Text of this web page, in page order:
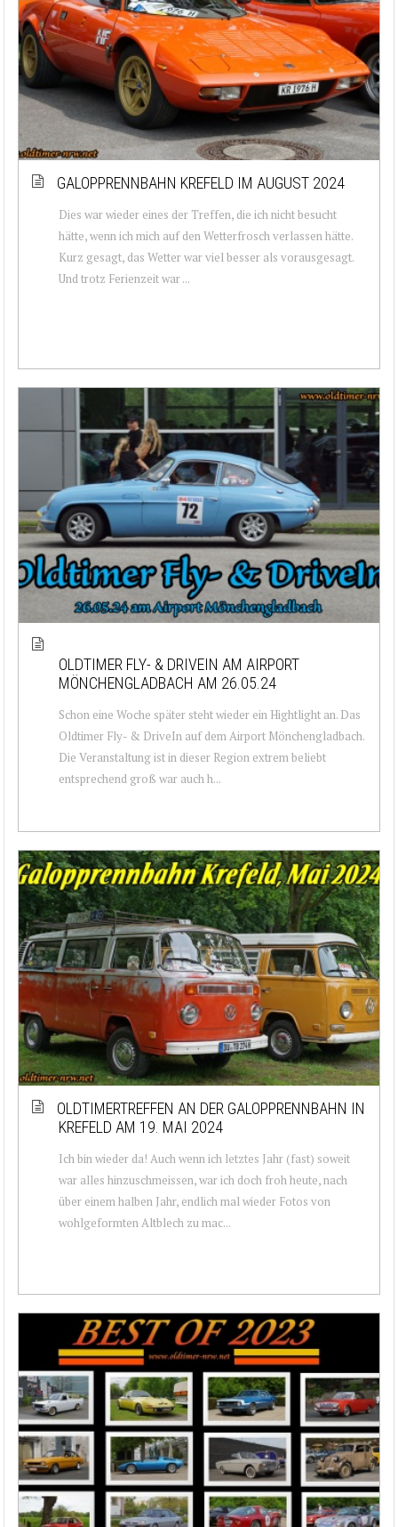
GALOPPRENNBAHN KREFELD IM AUGUST 2024
Dies war wieder eines der Treffen, die ich nicht besucht
hätte, wenn ich mich auf den Wetterfrosch verlassen hätte.
Kurz gesagt, das Wetter war viel besser als vorausgesagt.
Und trotz Ferienzeit war ...
OLDTIMER FLY- & DRIVEIN AM AIRPORT
MÖNCHENGLADBACH AM 26.05.24
Schon eine Woche später steht wieder ein Hightlight an. Das
Oldtimer Fly- & DriveIn auf dem Airport Mönchengladbach.
Die Veranstaltung ist in dieser Region extrem beliebt
entsprechend groß war auch h...
OLDTIMERTREFFEN AN DER GALOPPRENNBAHN IN
KREFELD AM 19. MAI 2024
Ich bin wieder da! Auch wenn ich letztes Jahr (fast) soweit
war alles hinzuschmeissen, war ich doch froh heute, nach
über einem halben Jahr, endlich mal wieder Fotos von
wohlgeformten Altblech zu mac...